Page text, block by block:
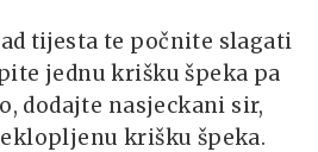
tijesta te počnite slagati
jednu krišku špeka pa
dodajte nasjeckani sir,
krišku špeka.